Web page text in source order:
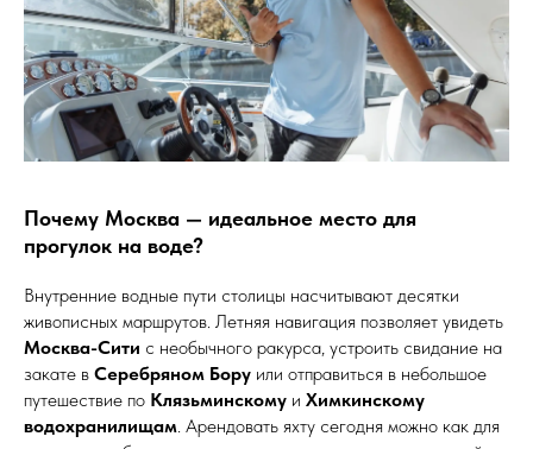
Почему Москва — идеальное место для
прогулок на воде?
Внутренние водные пути столицы насчитывают десятки
живописных маршрутов. Летняя навигация позволяет увидеть
Москва-Сити с необычного ракурса, устроить свидание на
закате в Серебряном Бору или отправиться в небольшое
путешествие по Клязьминскому и Химкинскому
водохранилищам. Арендовать яхту сегодня можно как для